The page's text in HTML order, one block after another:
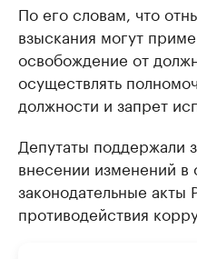
По его словам, что
взыскания могут
освобождение от
осуществлять
должности и запрет
Депутаты поддержали
внесении изменений в
законодательные акты
противодействия